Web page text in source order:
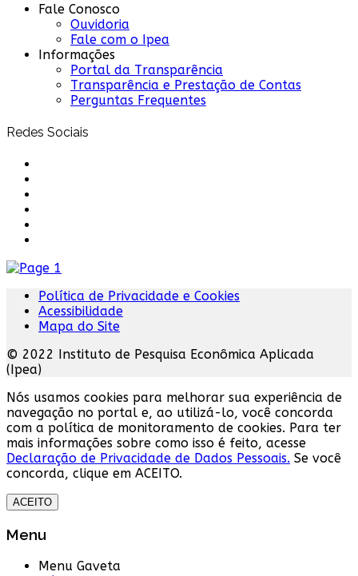
Fale Conosco
Ouvidoria
Fale com o Ipea
Informações
Portal da Transparência
Transparência e Prestação de Contas
Perguntas Frequentes
Redes Sociais
Política de Privacidade e Cookies
Acessibilidade
Mapa do Site
© 2022 Instituto de Pesquisa Econômica Aplicada
(Ipea)
Nós usamos cookies para melhorar sua experiência de
navegação no portal e, ao utilizá-lo, você concorda
com a política de monitoramento de cookies. Para ter
mais informações sobre como isso é feito, acesse
Declaração de Privacidade de Dados Pessoais. Se você
concorda, clique em ACEITO.
ACEITO
Menu
Menu Gaveta